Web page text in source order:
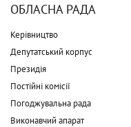
ОБЛАСНА РАДА
Керівництво
Депутатський корпус
Президія
Постійні комісії
Погоджувальна рада
Виконавчий апарат